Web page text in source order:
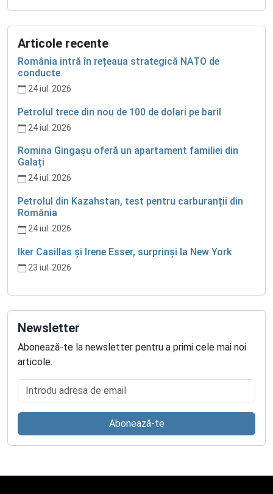
Articole recente
România intră în rețeaua strategică NATO de
conducte
24 iul. 2026
Petrolul trece din nou de 100 de dolari pe baril
24 iul. 2026
Romina Gingașu oferă un apartament familiei din
Galați
24 iul. 2026
Petrolul din Kazahstan, test pentru carburanții din
România
24 iul. 2026
Iker Casillas și Irene Esser, surprinși la New York
23 iul. 2026
Newsletter
Abonează-te la newsletter pentru a primi cele mai noi
articole.
Introdu adresa de email
Abonează-te